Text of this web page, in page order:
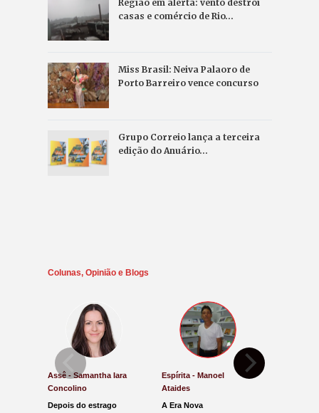
Região em alerta: vento destrói
casas e comércio de Rio…
Miss Brasil: Neiva Palaoro de
Porto Barreiro vence concurso
Grupo Correio lança a terceira
edição do Anuário…
Colunas, Opinião e Blogs
Assê - Samantha Iara
Concolino
Depois do estrago
Espírita - Manoel
Ataides
A Era Nova